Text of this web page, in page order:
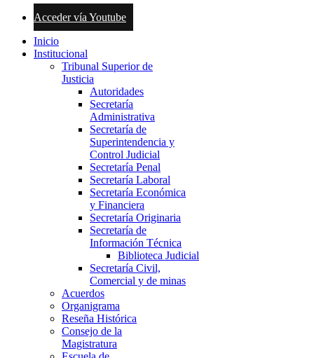
Acceder vía Youtube
Inicio
Institucional
Tribunal Superior de
Justicia
Autoridades
Secretaría
Administrativa
Secretaría de
Superintendencia y
Control Judicial
Secretaría Penal
Secretaría Laboral
Secretaría Económica
y Financiera
Secretaría Originaria
Secretaría de
Información Técnica
Biblioteca Judicial
Secretaría Civil,
Comercial y de minas
Acuerdos
Organigrama
Reseña Histórica
Consejo de la
Magistratura